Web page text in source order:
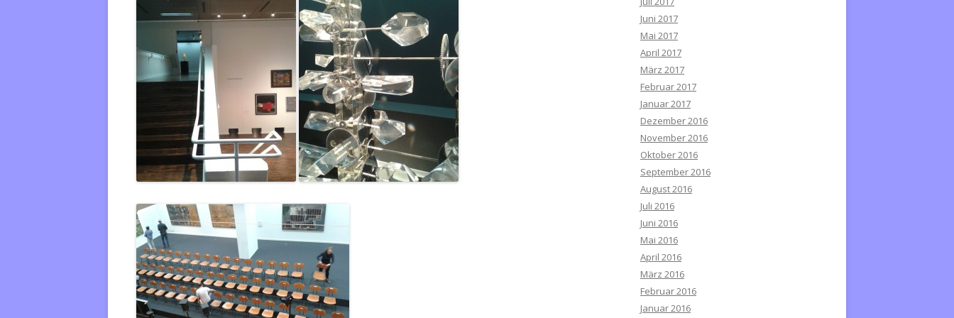
Juni 2017
Mai 2017
April 2017
März 2017
Februar 2017
Januar 2017
Dezember 2016
November 2016
Oktober 2016
September 2016
August 2016
Juli 2016
Juni 2016
Mai 2016
April 2016
März 2016
Februar 2016
Januar 2016